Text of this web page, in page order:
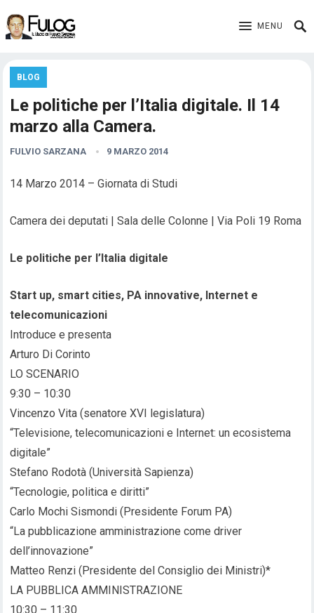
MENU
BLOG
Le politiche per l’Italia digitale. Il 14
marzo alla Camera.
FULVIO SARZANA 9 MARZO 2014
14 Marzo 2014 – Giornata di Studi
Camera dei deputati | Sala delle Colonne | Via Poli 19 Roma
Le politiche per l’Italia digitale
Start up, smart cities, PA innovative, Internet e
telecomunicazioni
Introduce e presenta
Arturo Di Corinto
LO SCENARIO
9:30 – 10:30
Vincenzo Vita (senatore XVI legislatura)
“Televisione, telecomunicazioni e Internet: un ecosistema
digitale”
Stefano Rodotà (Università Sapienza)
“Tecnologie, politica e diritti”
Carlo Mochi Sismondi (Presidente Forum PA)
“La pubblicazione amministrazione come driver
dell’innovazione”
Matteo Renzi (Presidente del Consiglio dei Ministri)*
LA PUBBLICA AMMINISTRAZIONE
10:30 – 11:30